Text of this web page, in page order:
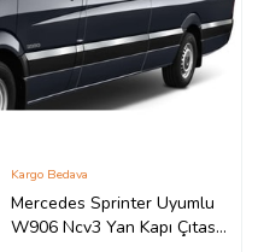
Mercedes Sprinter Uyumlu
W906 Ncv3 Yan Kapı Çıtası
Kargo Bedava